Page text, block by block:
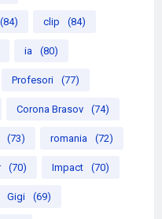
(84) clip (84)
ia (80)
Profesori (77)
Corona Brasov (74)
(73) romania (72)
(70) Impact (70)
Gigi (69)